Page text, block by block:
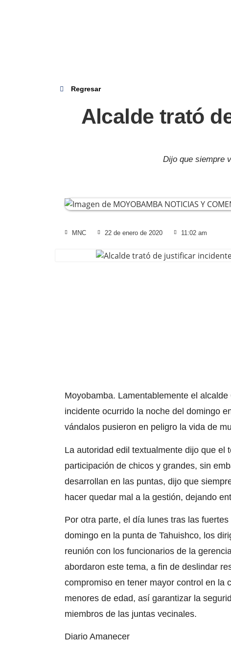
Regresar
Alcalde trató
Dijo que siempre
MNC 22 de enero de 2020 11:02 am
Moyobamba. Lamentablemente el alcalde
incidente ocurrido la noche del domingo
vándalos pusieron en peligro la vida de
La autoridad edil textualmente dijo que el
participación de chicos y grandes, sin
desarrollan en las puntas, dijo que
hacer quedar mal a la gestión, dejando
Por otra parte, el día lunes tras las
domingo en la punta de Tahuishco, los
reunión con los funcionarios de la
abordaron este tema, a fin de deslindar
compromiso en tener mayor control en la
menores de edad, así garantizar la
miembros de las juntas vecinales.
Diario Amanecer